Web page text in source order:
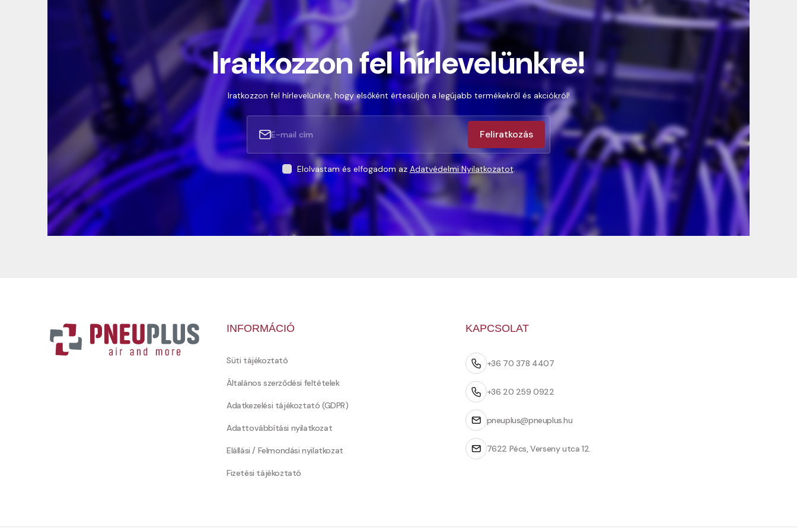
Iratkozzon fel hírlevelünkre!
Iratkozzon fel hírlevelünkre, hogy elsőként értesüljön a legújabb termékekről és akciókról!
Feliratkozás
Elolvastam és elfogadom azAdatvédelmi Nyilatkozatot.
INFORMÁCIÓ
Süti tájékoztató
Általános szerződési feltételek
Adatkezelési tájékoztató (GDPR)
Adattovábbítási nyilatkozat
Elállási / Felmondási nyilatkozat
Fizetési tájékoztató
KAPCSOLAT
+36 70 378 4407
+36 20 259 0922
pneuplus@pneuplus.hu
7622 Pécs, Verseny utca 12.